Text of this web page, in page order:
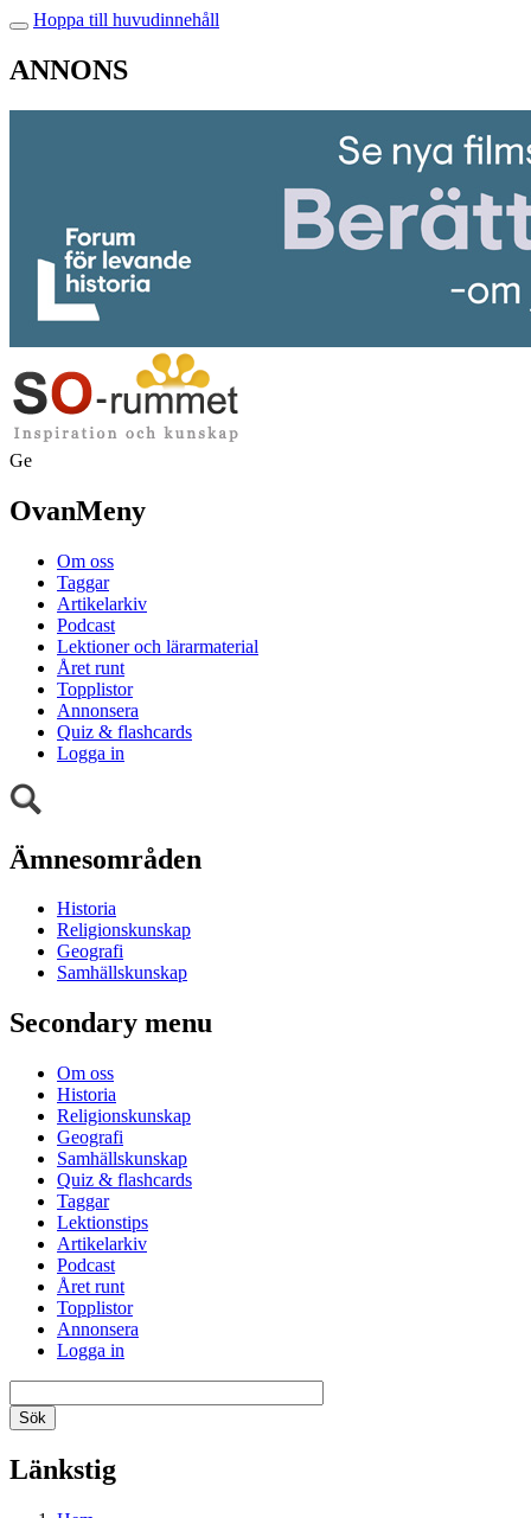
Hoppa till huvudinnehåll
ANNONS
Ge
OvanMeny
Om oss
Taggar
Artikelarkiv
Podcast
Lektioner och lärarmaterial
Året runt
Topplistor
Annonsera
Quiz & flashcards
Logga in
Ämnesområden
Historia
Religionskunskap
Geografi
Samhällskunskap
Secondary menu
Om oss
Historia
Religionskunskap
Geografi
Samhällskunskap
Quiz & flashcards
Taggar
Lektionstips
Artikelarkiv
Podcast
Året runt
Topplistor
Annonsera
Logga in
Länkstig